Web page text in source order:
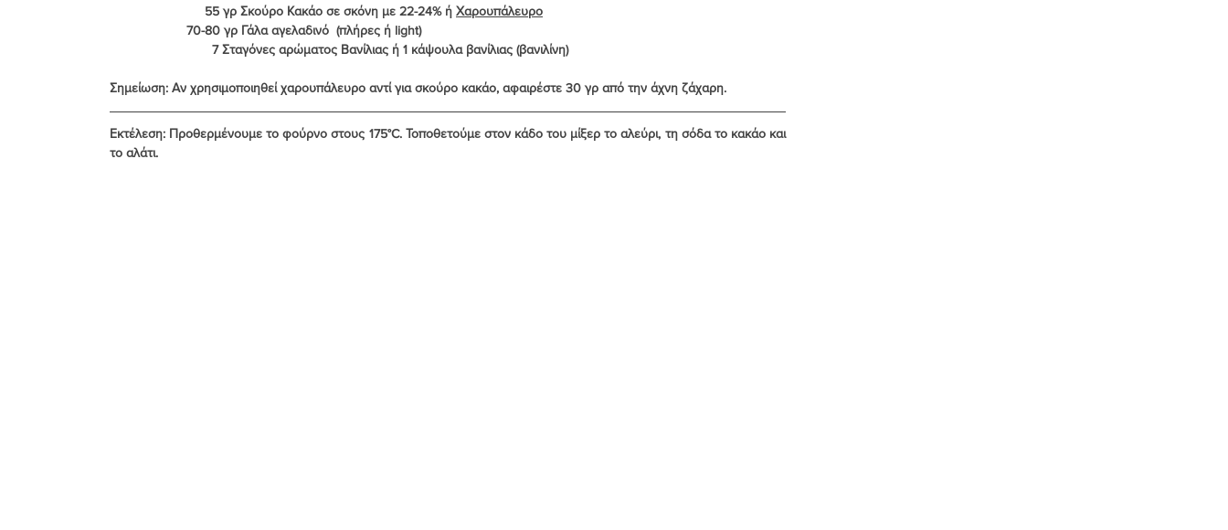
                          55 γρ Σκούρο Κακάο σε σκόνη με 22-24% ή
Χαρουπάλευρο
                     70-80 γρ Γάλα αγελαδινό  (πλήρες ή light)
                            7 Σταγόνες αρώματος Βανίλιας ή 1 κάψουλα βανίλιας (βανιλίνη)
Σημείωση: Αν χρησιμοποιηθεί χαρουπάλευρο αντί για σκούρο κακάο, αφαιρέστε 30 γρ από την άχνη ζάχαρη.
Εκτέλεση: Προθερμένουμε το φούρνο στους 175°C. Τοποθετούμε στον κάδο του μίξερ το αλεύρι, τη σόδα το κακάο και
το αλάτι.